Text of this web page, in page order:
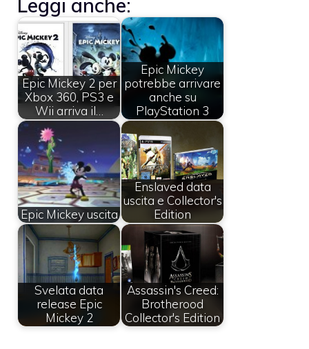
Leggi anche:
Epic Mickey 2 per
Xbox 360, PS3 e
Wii arriva il…
Epic Mickey
potrebbe arrivare
anche su
PlayStation 3
Epic Mickey uscita
Enslaved data
uscita e Collector's
Edition
Svelata data
release Epic
Mickey 2
Assassin's Creed:
Brotherood
Collector's Edition